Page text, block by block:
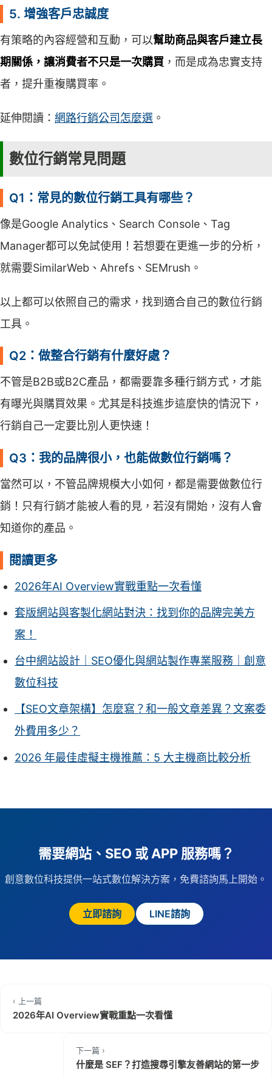
5. 增強客戶忠誠度
有策略的內容經營和互動，可以幫助商品與客戶建立長
期關係，讓消費者不只是一次購買 ，而是成為忠實支持
者，提升重複購買率。
延伸閱讀： 網路行銷公司怎麼選 。
數位行銷常見問題
Q1：常見的數位行銷工具有哪些？
像是Google Analytics、Search Console、Tag
Manager都可以免試使用！若想要在更進一步的分析，
就需要SimilarWeb、Ahrefs、SEMrush。
以上都可以依照自己的需求，找到適合自己的數位行銷
工具。
Q2：做整合行銷有什麼好處？
不管是B2B或B2C產品，都需要靠多種行銷方式，才能
有曝光與購買效果。尤其是科技進步這麼快的情況下，
行銷自己一定要比別人更快速！
Q3：我的品牌很小，也能做數位行銷嗎？
當然可以，不管品牌規模大小如何，都是需要做數位行
銷！只有行銷才能被人看的見，若沒有開始，沒有人會
知道你的產品。
閱讀更多
2026年AI Overview實戰重點一次看懂
套版網站與客製化網站對決：找到你的品牌完美方
案！
台中網站設計｜SEO優化與網站製作專業服務｜創意
數位科技
【SEO文章架構】怎麼寫？和一般文章差異？文案委
外費用多少？
2026 年最佳虛擬主機推薦：5 大主機商比較分析
需要網站、SEO 或 APP 服務嗎？
創意數位科技提供一站式數位解決方案，免費諮詢馬上開始。
立即諮詢 LINE諮詢
‹ 上一篇
2026年AI Overview實戰重點一次看懂
下一篇 ›
什麼是 SEF？打造搜尋引擎友善網站的第一步